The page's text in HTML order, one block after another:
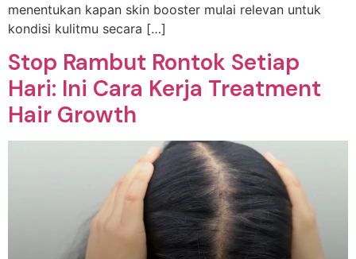
menentukan kapan skin booster mulai relevan untuk
kondisi kulitmu secara […]
Stop Rambut Rontok Setiap
Hari: Ini Cara Kerja Treatment
Hair Growth